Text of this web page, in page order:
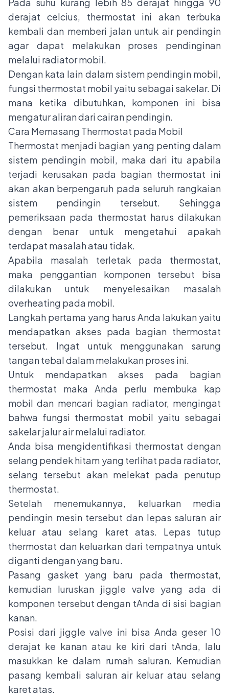
Pada suhu kurang lebih 85 derajat hingga 90
derajat celcius, thermostat ini akan terbuka
kembali dan memberi jalan untuk air pendingin
agar dapat melakukan proses pendinginan
melalui radiator mobil.
Dengan kata lain dalam sistem pendingin mobil,
fungsi thermostat mobil yaitu sebagai sakelar. Di
mana ketika dibutuhkan, komponen ini bisa
mengatur aliran dari cairan pendingin.
Cara Memasang Thermostat pada Mobil
Thermostat menjadi bagian yang penting dalam
sistem pendingin mobil, maka dari itu apabila
terjadi kerusakan pada bagian thermostat ini
akan akan berpengaruh pada seluruh rangkaian
sistem pendingin tersebut. Sehingga
pemeriksaan pada thermostat harus dilakukan
dengan benar untuk mengetahui apakah
terdapat masalah atau tidak.
Apabila masalah terletak pada thermostat,
maka penggantian komponen tersebut bisa
dilakukan untuk menyelesaikan masalah
overheating pada mobil.
Langkah pertama yang harus Anda lakukan yaitu
mendapatkan akses pada bagian thermostat
tersebut. Ingat untuk menggunakan sarung
tangan tebal dalam melakukan proses ini.
Untuk mendapatkan akses pada bagian
thermostat maka Anda perlu membuka kap
mobil dan mencari bagian radiator, mengingat
bahwa fungsi thermostat mobil yaitu sebagai
sakelar jalur air melalui radiator.
Anda bisa mengidentifikasi thermostat dengan
selang pendek hitam yang terlihat pada radiator,
selang tersebut akan melekat pada penutup
thermostat.
Setelah menemukannya, keluarkan media
pendingin mesin tersebut dan lepas saluran air
keluar atau selang karet atas. Lepas tutup
thermostat dan keluarkan dari tempatnya untuk
diganti dengan yang baru.
Pasang gasket yang baru pada thermostat,
kemudian luruskan jiggle valve yang ada di
komponen tersebut dengan tAnda di sisi bagian
kanan.
Posisi dari jiggle valve ini bisa Anda geser 10
derajat ke kanan atau ke kiri dari tAnda, lalu
masukkan ke dalam rumah saluran. Kemudian
pasang kembali saluran air keluar atau selang
karet atas.